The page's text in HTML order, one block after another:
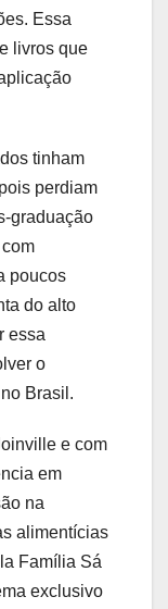
Essa
livros que
tinham
perdiam
graduação
poucos
do alto
essa
o
Brasil.
e com
em
na
alimentícias
Família Sá
exclusivo